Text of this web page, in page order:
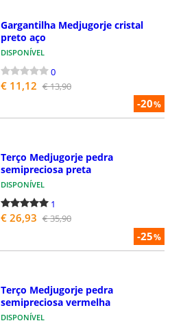
-20%
Gargantilha Medjugorje cristal
preto aço
DISPONÍVEL
0
€ 11,12 € 13,90
-25%
Terço Medjugorje pedra
semipreciosa preta
DISPONÍVEL
1
€ 26,93 € 35,90
Terço Medjugorje pedra
semipreciosa vermelha
DISPONÍVEL